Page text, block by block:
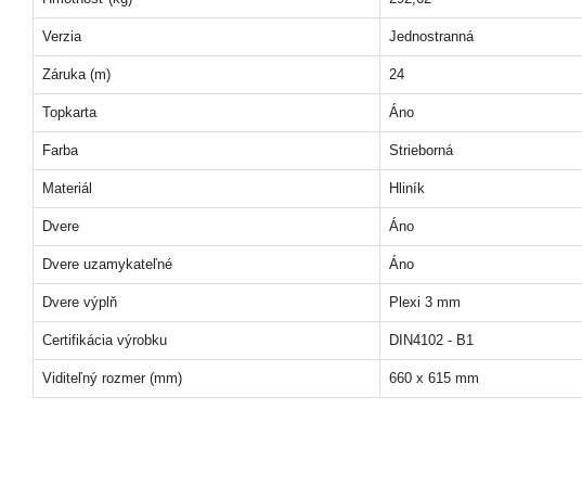
Verzia Jednostranná
Záruka (m) 24
Topkarta Áno
Farba Strieborná
Materiál Hliník
Dvere Áno
Dvere uzamykateľné Áno
Dvere výplň Plexi 3 mm
Certifikácia výrobku DIN4102 - B1
Viditeľný rozmer (mm) 660 x 615 mm